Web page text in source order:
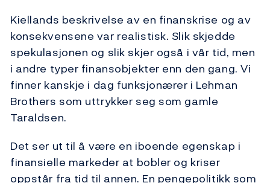
Kiellands beskrivelse av en finanskrise og av
konsekvensene var realistisk. Slik skjedde
spekulasjonen og slik skjer også i vår tid, men
i andre typer finansobjekter enn den gang. Vi
finner kanskje i dag funksjonærer i Lehman
Brothers som uttrykker seg som gamle
Taraldsen.
Det ser ut til å være en iboende egenskap i
finansielle markeder at bobler og kriser
oppstår fra tid til annen. En pengepolitikk som